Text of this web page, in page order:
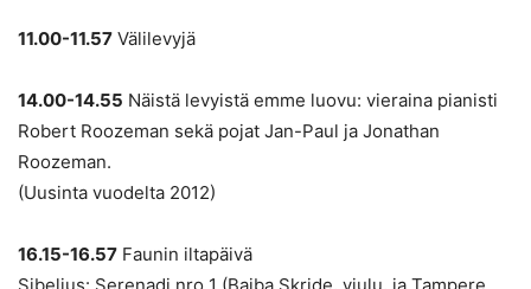
11.00-11.57 Välilevyjä
14.00-14.55 Näistä levyistä emme luovu: vieraina pianisti
Robert Roozeman sekä pojat Jan-Paul ja Jonathan
Roozeman.
(Uusinta vuodelta 2012)
16.15-16.57 Faunin iltapäivä
Sibelius: Serenadi nro 1 (Baiba Skride, viulu, ja Tampere